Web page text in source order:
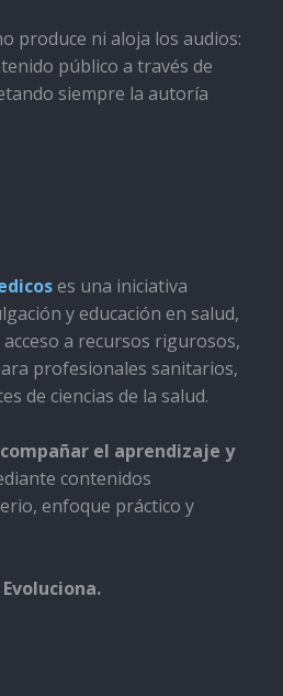
produce ni aloja los audios:
público a través de
siempre la autoría
es una iniciativa
y educación en salud,
a recursos rigurosos,
profesionales sanitarios,
de ciencias de la salud.
el aprendizaje y
contenidos
enfoque práctico y